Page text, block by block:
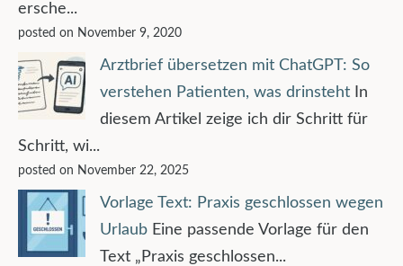
ersche...
posted on November 9, 2020
Arztbrief übersetzen mit ChatGPT: So
verstehen Patienten, was drinsteht
In
diesem Artikel zeige ich dir Schritt für
Schritt, wi...
posted on November 22, 2025
Vorlage Text: Praxis geschlossen wegen
Urlaub Eine passende Vorlage für den
Text „Praxis geschlossen...